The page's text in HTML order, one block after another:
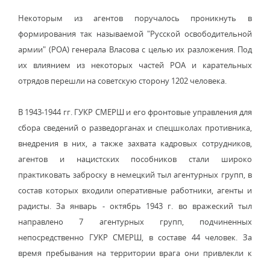
Некоторым из агентов поручалось проникнуть в
формирования так называемой "Русской освободительной
армии" (РОА) генерала Власова с целью их разложения. Под
их влиянием из некоторых частей РОА и карательных
отрядов перешли на советскую сторону 1202 человека.
В 1943-1944 гг. ГУКР СМЕРШ и его фронтовые управления для
сбора сведений о разведорганах и спецшколах противника,
внедрения в них, а также захвата кадровых сотрудников,
агентов и нацистских пособников стали широко
практиковать заброску в немецкий тыл агентурных групп, в
состав которых входили оперативные работники, агенты и
радисты. За январь - октябрь 1943 г. во вражеский тыл
направлено 7 агентурных групп, подчиненных
непосредственно ГУКР СМЕРШ, в составе 44 человек. За
время пребывания на территории врага они привлекли к